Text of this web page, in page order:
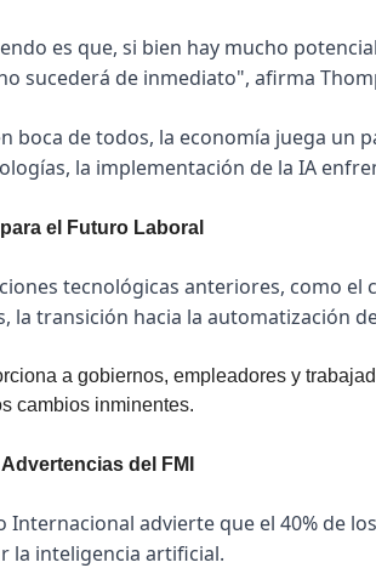
es que, si bien hay mucho
sucederá de inmediato", afirma
boca de todos, la economía juega un
la implementación de la IA
el Futuro Laboral
tecnológicas anteriores, como el
la transición hacia la automatización
a gobiernos, empleadores y
cambios inminentes.
del FMI
Internacional advierte que el 40% de
la inteligencia artificial.